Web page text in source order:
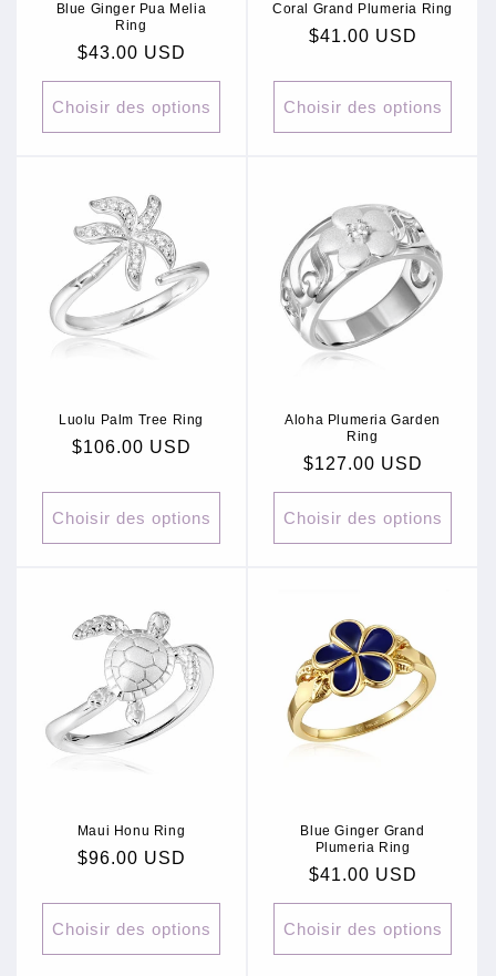
Blue Ginger Pua Melia
Ring
Prix
habituel
$43.00 USD
Choisir des options
Coral Grand Plumeria Ring
Prix
$41.00 USD
Choisir des options
Luolu Palm Tree Ring
Prix
$106.00 USD
Choisir des options
Aloha Plumeria Garden
Ring
Prix
habituel
$127.00 USD
Choisir des options
Maui Honu Ring
Prix
$96.00 USD
Choisir des options
Blue Ginger Grand
Plumeria Ring
Prix
habituel
$41.00 USD
Choisir des options